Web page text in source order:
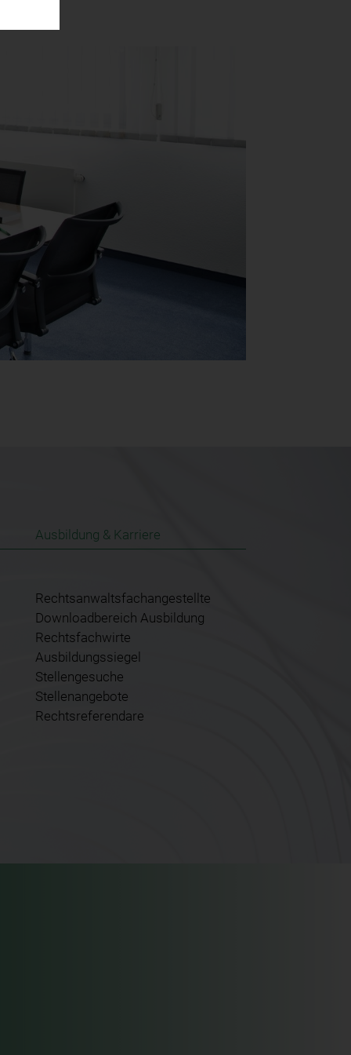
Ausbildung & Karriere
Rechtsanwaltsfachangestellte
Downloadbereich Ausbildung
Rechtsfachwirte
Ausbildungssiegel
Stellengesuche
Stellenangebote
Rechtsreferendare